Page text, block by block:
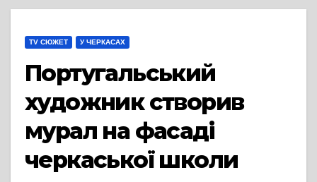
TV СЮЖЕТ У ЧЕРКАСАХ
Португальський
художник створив
мурал на фасаді
черкаської школи